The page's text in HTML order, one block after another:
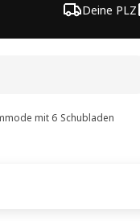
Deine PLZ
mit 6 Schubladen